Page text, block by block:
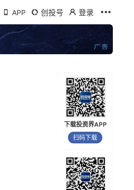
APP 创投号 登录
下载投资界APP
扫码下载